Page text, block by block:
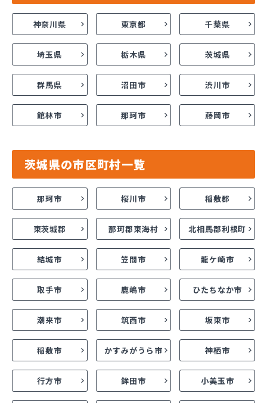
神奈川県 東京都 千葉県
埼玉県 栃木県 茨城県
群馬県 沼田市 渋川市
館林市 那珂市 藤岡市
茨城県の市区町村一覧
那珂市 桜川市 稲敷郡
東茨城郡 那珂郡東海村 北相馬郡利根町
結城市 笠間市 龍ケ崎市
取手市 鹿嶋市 ひたちなか市
潮来市 筑西市 坂東市
稲敷市 かすみがうら市 神栖市
行方市 鉾田市 小美玉市